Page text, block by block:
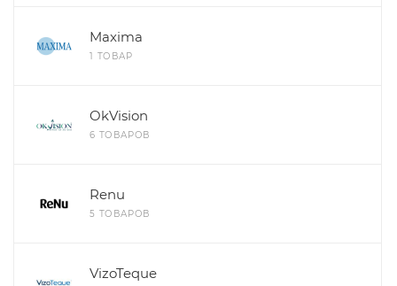
Maxima
1 ТОВАР
OkVision
6 ТОВАРОВ
Renu
5 ТОВАРОВ
VizoTeque